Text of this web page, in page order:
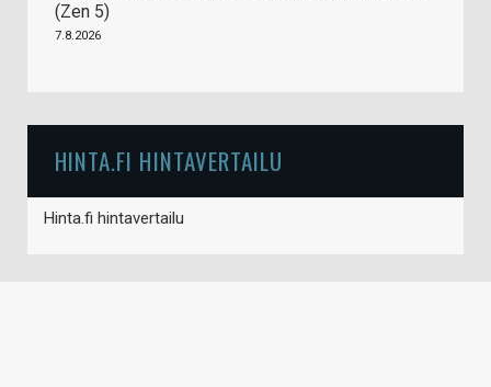
(Zen 5)
7.8.2026
HINTA.FI HINTAVERTAILU
Hinta.fi hintavertailu